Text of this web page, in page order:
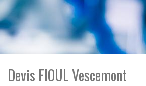
Devis FIOUL Vescemont